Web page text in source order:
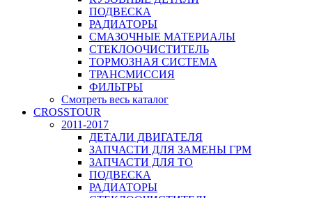
ПОДВЕСКА
РАДИАТОРЫ
СМАЗОЧНЫЕ МАТЕРИАЛЫ
СТЕКЛООЧИСТИТЕЛЬ
ТОРМОЗНАЯ СИСТЕМА
ТРАНСМИССИЯ
ФИЛЬТРЫ
Смотреть весь каталог
CROSSTOUR
2011-2017
ДЕТАЛИ ДВИГАТЕЛЯ
ЗАПЧАСТИ ДЛЯ ЗАМЕНЫ ГРМ
ЗАПЧАСТИ ДЛЯ ТО
ПОДВЕСКА
РАДИАТОРЫ